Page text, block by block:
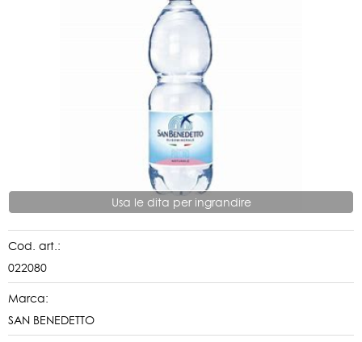
Usa le dita per ingrandire
Cod. art.:
022080
Marca:
SAN BENEDETTO